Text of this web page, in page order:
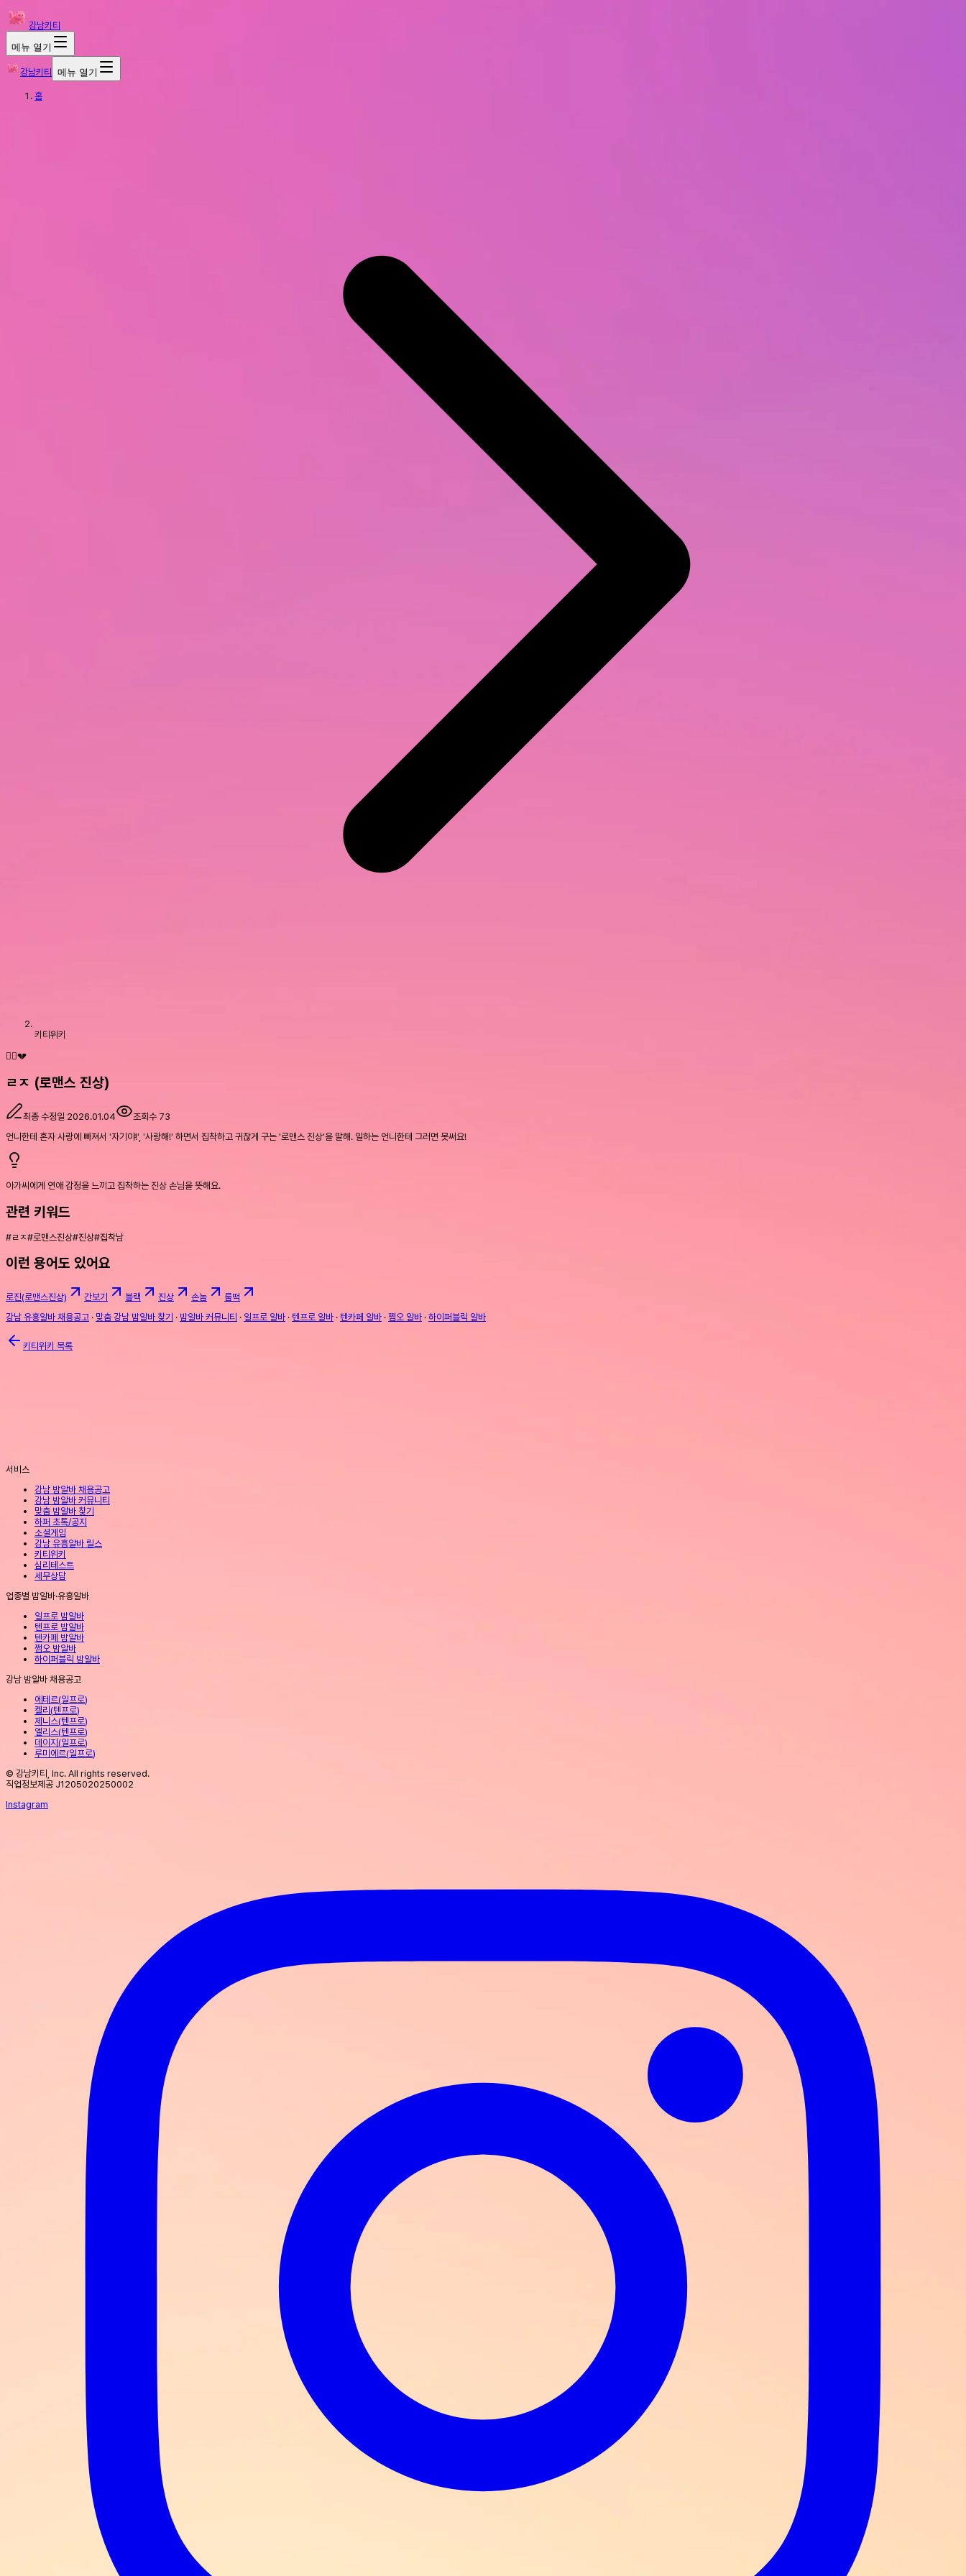
강남키티
메뉴 열기
강남키티 메뉴 열기
홈
키티위키
🤦‍♂️💔
ㄹㅈ (로맨스 진상)
최종 수정일 2026.01.04 조회수 73
언니한테 혼자 사랑에 빠져서 '자기야!', '사랑해!' 하면서 집착하고 귀찮게 구는 '로맨스 진상'을 말해. 일하는 언니한테 그러면 못써요!
아가씨에게 연애 감정을 느끼고 집착하는 진상 손님을 뜻해요.
관련 키워드
#ㄹㅈ#로맨스진상#진상#집착남
이런 용어도 있어요
로진(로맨스진상) 간보기 블랙 진상 손놈
룸떡
강남 유흥알바 채용공고 · 맞춤 강남 밤알바 찾기 · 밤알바 커뮤니티 · 일프로 알바 · 텐프로 알바 · 텐카페 알바 · 쩜오 알바 · 하이퍼블릭 알바
키티위키 목록
서비스
강남 밤알바 채용공고
강남 밤알바 커뮤니티
맞춤 밤알바 찾기
하퍼 초톡/공지
소셜게임
강남 유흥알바 릴스
키티위키
심리테스트
세무상담
업종별 밤알바·유흥알바
일프로 밤알바
텐프로 밤알바
텐카페 밤알바
쩜오 밤알바
하이퍼블릭 밤알바
강남 밤알바 채용공고
에테르(일프로)
켈리 (텐프로)
제니스(텐프로)
엘리스(텐프로)
데이지 (일프로)
루미에르(일프로)
© 강남키티, Inc. All rights reserved.
직업정보제공 J1205020250002
Instagram